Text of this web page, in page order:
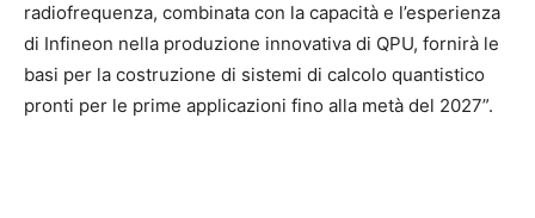
radiofrequenza, combinata con la capacità e l’esperienza
di Infineon nella produzione innovativa di QPU, fornirà le
basi per la costruzione di sistemi di calcolo quantistico
pronti per le prime applicazioni fino alla metà del 2027”.